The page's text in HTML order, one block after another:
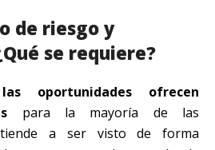
de riesgo y
se requiere?
oportunidades ofrecen
para la mayoría de las
tiende a ser visto de forma